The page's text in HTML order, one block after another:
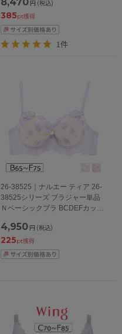
65/70/75/80/85cm
円 (税込)
385pt獲得
1件
26-38525｜ナルエー ティア 26-
38525シリーズ ブラジャー単品
Ｎベーシックブラ BCDEFカップ
4,950 円 (税込)
225pt獲得